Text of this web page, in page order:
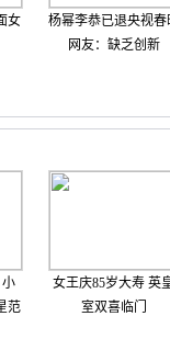
女
杨幂李恭已退央视春
网友：缺乏创新
范
女王庆85岁大寿 英
室双喜临门